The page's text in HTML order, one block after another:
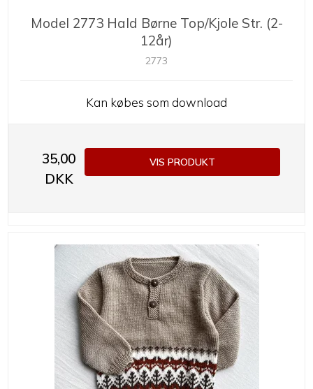
Model 2773 Hald Børne Top/Kjole Str. (2-
12år)
2773
Kan købes som download
35,00
DKK
VIS PRODUKT